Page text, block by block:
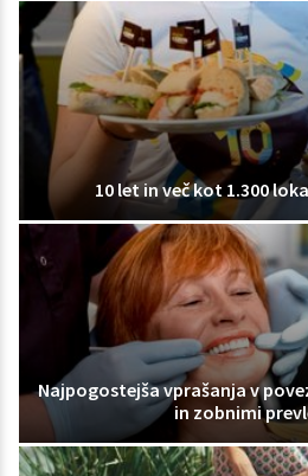
10 let in več kot 1.300
Najpogostejša vprašanja v
in zobnimi